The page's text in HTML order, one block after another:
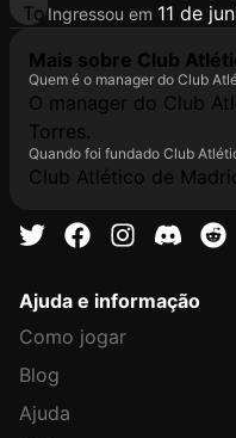
Ingressou em 11 de
Mais sobre Club
Quem é o manager do Club
O manager do Club
Torres.
Quando foi fundado Club
Club Atlético de
Ajuda e informação
Como jogar
Blog
Ajuda